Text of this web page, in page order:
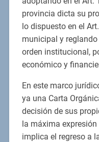
provincia dicta su
lo dispuesto en el
municipal y
orden institucional,
económico y
En este marco
ya una Carta
decisión de sus
la máxima
implica el regreso a